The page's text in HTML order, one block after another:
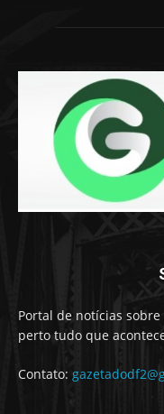
Portal de notícias
perto tudo que
Contato: